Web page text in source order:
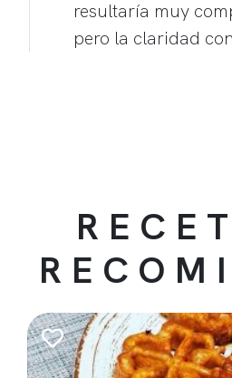
resultaría muy
pero la claridad